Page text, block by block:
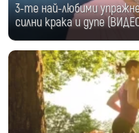
3-те най-любими
силни крака и дупе